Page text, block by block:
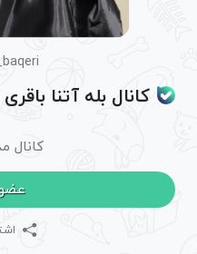
کانال بله آتنا
کانال